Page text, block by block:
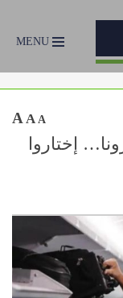
MENU
A A A
إختاروا